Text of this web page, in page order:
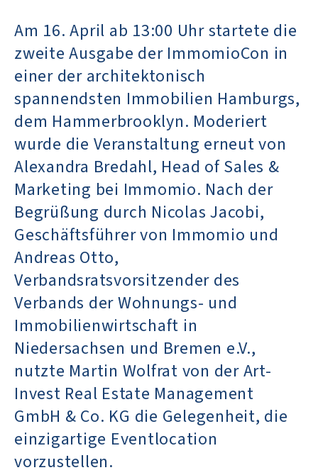
Am 16. April ab 13:00 Uhr startete die
zweite Ausgabe der ImmomioCon in
einer der architektonisch
spannendsten Immobilien Hamburgs,
dem Hammerbrooklyn. Moderiert
wurde die Veranstaltung erneut von
Alexandra Bredahl, Head of Sales &
Marketing bei Immomio. Nach der
Begrüßung durch Nicolas Jacobi,
Geschäftsführer von Immomio und
Andreas Otto,
Verbandsratsvorsitzender des
Verbands der Wohnungs- und
Immobilienwirtschaft in
Niedersachsen und Bremen e.V.,
nutzte Martin Wolfrat von der Art-
Invest Real Estate Management
GmbH & Co. KG die Gelegenheit, die
einzigartige Eventlocation
vorzustellen.